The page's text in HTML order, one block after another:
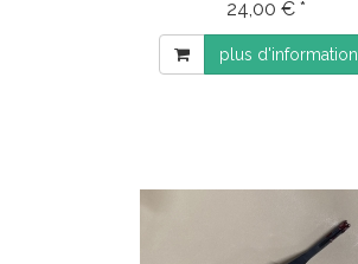
24,00 € *
plus d'information